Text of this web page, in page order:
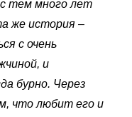
тем много лет
же история –
с очень
и
бурно. Через
что любит его и